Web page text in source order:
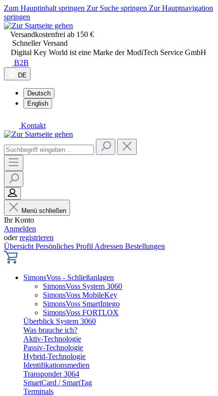
Zum Hauptinhalt springen Zur Suche springen Zur Hauptnavigation
springen
Versandkostenfrei ab 150 €
Schneller Versand
Digital Key World ist eine Marke der ModiTech Service GmbH
B2B
DE
Deutsch
English
Kontakt
Menü schließen
Ihr Konto
Anmelden
oderregistrieren
Übersicht Persönliches Profil Adressen Bestellungen
SimonsVoss - Schließanlagen
SimonsVoss System 3060
SimonsVoss MobileKey
SimonsVoss SmartIntego
SimonsVoss FORTLOX
Überblick System 3060
Was brauche ich?
Aktiv-Technologie
Passiv-Technologie
Hybrid-Technologie
Identifikationsmedien
Transponder 3064
SmartCard / SmartTag
Terminals